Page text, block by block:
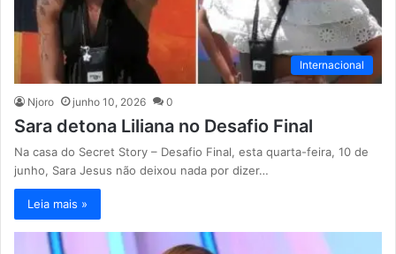
Internacional
Njoro junho 10, 2026 0
Sara detona Liliana no Desafio Final
Na casa do Secret Story – Desafio Final, esta quarta-feira, 10 de
junho, Sara Jesus não deixou nada por dizer…
Leia mais »